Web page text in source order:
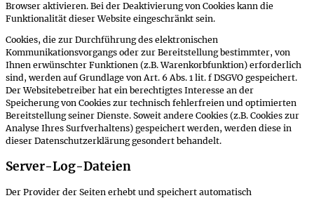
Browser aktivieren. Bei der Deaktivierung von Cookies kann die
Funktionalität dieser Website eingeschränkt sein.
Cookies, die zur Durchführung des elektronischen
Kommunikationsvorgangs oder zur Bereitstellung bestimmter, von
Ihnen erwünschter Funktionen (z.B. Warenkorbfunktion) erforderlich
sind, werden auf Grundlage von Art. 6 Abs. 1 lit. f DSGVO gespeichert.
Der Websitebetreiber hat ein berechtigtes Interesse an der
Speicherung von Cookies zur technisch fehlerfreien und optimierten
Bereitstellung seiner Dienste. Soweit andere Cookies (z.B. Cookies zur
Analyse Ihres Surfverhaltens) gespeichert werden, werden diese in
dieser Datenschutzerklärung gesondert behandelt.
Server-Log-Dateien
Der Provider der Seiten erhebt und speichert automatisch